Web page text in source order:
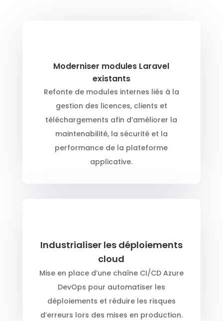
Moderniser modules Laravel
existants
Refonte de modules internes liés à la
gestion des licences, clients et
téléchargements afin d’améliorer la
maintenabilité, la sécurité et la
performance de la plateforme
applicative.
Industrialiser les déploiements
cloud
Mise en place d’une chaîne CI/CD Azure
DevOps pour automatiser les
déploiements et réduire les risques
d’erreurs lors des mises en production.